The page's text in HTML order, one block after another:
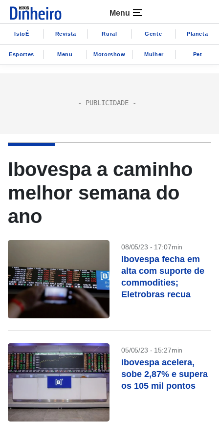
Menu
IstoÉ Revista Rural Gente Planeta
Esportes Menu Motorshow Mulher Pet
Ibovespa a caminho
melhor semana do
ano
08/05/23 - 17:07min
Ibovespa fecha em
alta com suporte de
commodities;
Eletrobras recua
05/05/23 - 15:27min
Ibovespa acelera,
sobe 2,87% e supera
os 105 mil pontos